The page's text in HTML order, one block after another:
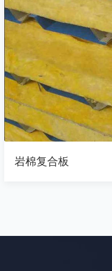
岩棉复合板